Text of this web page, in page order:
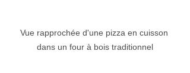
Vue rapprochée d'une pizza en cuisson
dans un four à bois traditionnel